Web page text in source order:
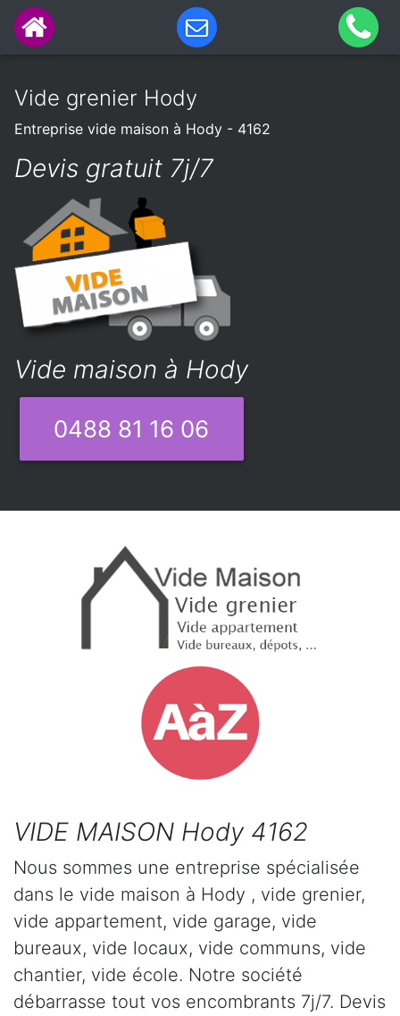
Vide grenier Hody
Entreprise vide maison à Hody - 4162
Devis gratuit 7j/7
Vide maison à Hody
0488 81 16 06
VIDE MAISON Hody 4162
Nous sommes une entreprise spécialisée
dans le vide maison à Hody , vide grenier,
vide appartement, vide garage, vide
bureaux, vide locaux, vide communs, vide
chantier, vide école. Notre société
débarrasse tout vos encombrants 7j/7. Devis